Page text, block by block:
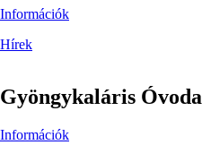
Információk
Hírek
Gyöngykaláris Óvoda
Információk